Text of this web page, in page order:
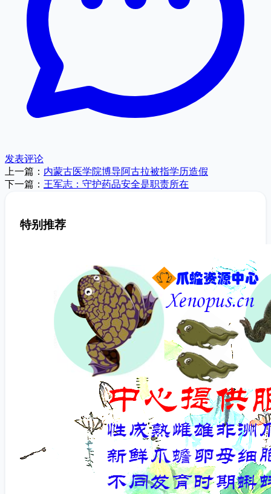
发表评论
上一篇： 内蒙古医学院博导阿古拉被指学历造假
下一篇： 王军志：守护药品安全是职责所在
特别推荐